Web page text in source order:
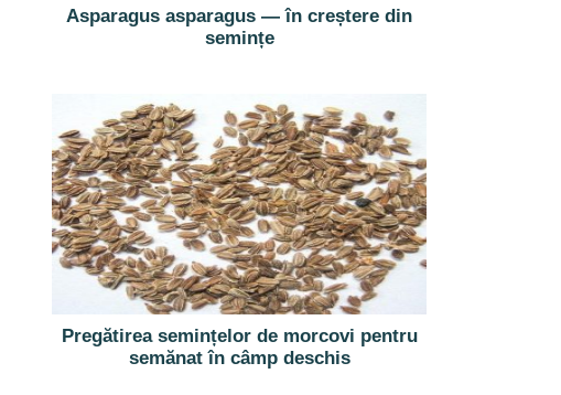
Asparagus asparagus — în creștere din
semințe
Pregătirea semințelor de morcovi pentru
semănat în câmp deschis